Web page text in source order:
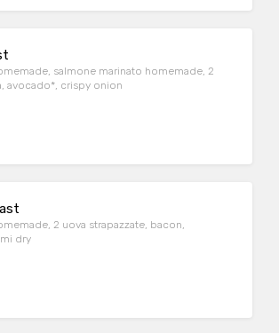
salmone marinato homemade, 2
avocado*, crispy onion
2 uova strapazzate, bacon,
dry